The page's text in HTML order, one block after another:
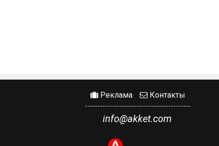
Реклама Контакты
info@akket.com